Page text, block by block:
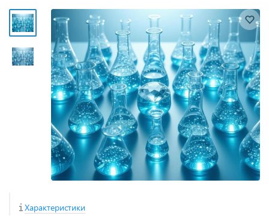
Характеристики